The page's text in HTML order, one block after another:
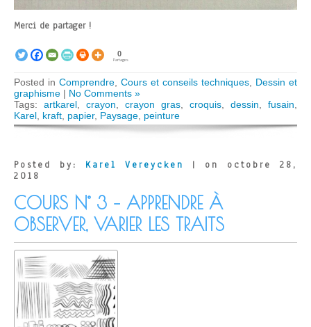
Merci de partager !
0
Partages
Posted in Comprendre Cours et conseils techniques
Dessin et
graphisme | No Comments »
Tags: artkarel crayon crayon gras croquis dessin fusain
Karel kraft papier, Paysage peinture
Posted by: Karel Vereycken
| on octobre 28,
2018
COURS N° 3 – APPRENDRE À
OBSERVER, VARIER LES TRAITS